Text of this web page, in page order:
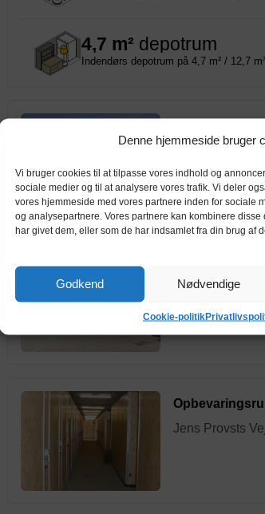
Denne hjemmeside bruger
Vi bruger cookies til at tilpasse vores indhold og
sociale medier og til at analysere vores trafik. Vi deler
vores hjemmeside med vores partnere inden for sociale
og analysepartnere. Vores partnere kan kombinere
har givet dem, eller som de har indsamlet fra din brug af
Godkend Nødvendige
Cookie-politik
4,7 m² depotrum
Indendørs depotrum på 4,7 m² / 12,7 m³
Thrigesvej 20,
Farvervej 30,
Jens Provsts